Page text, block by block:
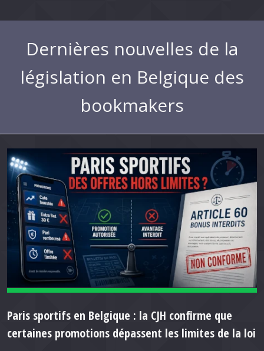
Dernières nouvelles de la
législation en Belgique des
bookmakers
Paris sportifs en Belgique : la CJH confirme que
certaines promotions dépassent les limites de la loi